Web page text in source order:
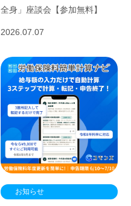
全身」座談会【参加無料】
2026.07.07
お知らせ